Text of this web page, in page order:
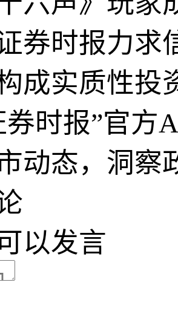
券时报力求
成实质性投
券时报”官方
动态，洞察
以发言